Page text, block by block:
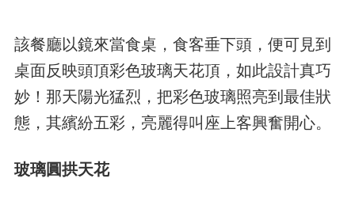
該餐廳以鏡來當食桌，食客垂下頭，便可見到
桌面反映頭頂彩色玻璃天花頂，如此設計真巧
妙！那天陽光猛烈，把彩色玻璃照亮到最佳狀
態，其繽紛五彩，亮麗得叫座上客興奮開心。
玻璃圓拱天花